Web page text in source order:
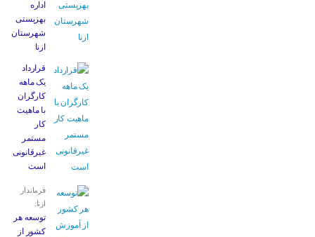
اداره
بهزیستی
شهرستان
ازنا
قرارداد
یک ماهه
کارگران
با ماهیت
کار
مستمر
غیرقانونی
است
فرماندار
ازنا:
توسعه هر
کشور از